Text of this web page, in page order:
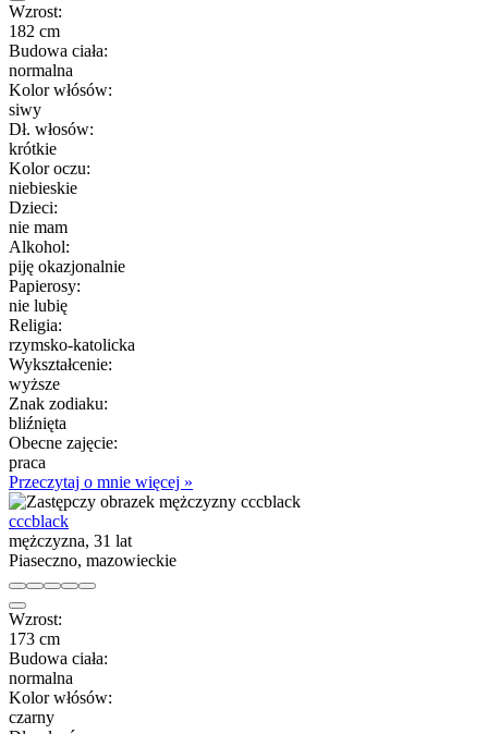
Wzrost:
182 cm
Budowa ciała:
normalna
Kolor włósów:
siwy
Dł. włosów:
krótkie
Kolor oczu:
niebieskie
Dzieci:
nie mam
Alkohol:
piję okazjonalnie
Papierosy:
nie lubię
Religia:
rzymsko-katolicka
Wykształcenie:
wyższe
Znak zodiaku:
bliźnięta
Obecne zajęcie:
praca
Przeczytaj o mnie więcej »
cccblack
mężczyzna, 31 lat
Piaseczno, mazowieckie
Wzrost:
173 cm
Budowa ciała:
normalna
Kolor włósów:
czarny